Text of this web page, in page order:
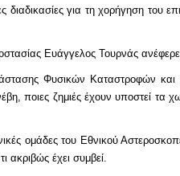
για τη χορήγηση του
Ευάγγελος Τουρνάς
Φυσικών Καταστροφών
ποιες ζημιές έχουν υποστεί
ομάδες του Εθνικού
ακριβώς έχει συμβεί.